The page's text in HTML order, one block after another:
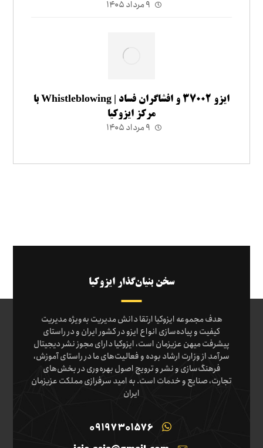
۹ مرداد ۱۴۰۵
ایزو ۳۷۰۰۲ و افشاگران فساد | Whistleblowing با
مرکز ایزوکیا
۹ مرداد ۱۴۰۵
سخن بنیان‌گذار ایزوکیا
هدف مجموعه ایزوکیا ارتقا دانش مدیریت به‌ویژه مدیریت
کیفیت و پیاده‌سازی انواع ایزو در کشور ایران و در راستای
پیشرفت میهن عزیزمان است، ایزوکیا دارای مجوز نشر دیجیتال
سرآمد از وزارت ارشاد بوده و فعالیت‌های ما در راستای آموزش،
فرهنگ‌سازی و نشر و ترویج اصول بهره‌وری در بخش‌های
تجارت، صنایع و خدمات است. به امید سرفرازی مملکت عزیزمان
ایران
09197301576